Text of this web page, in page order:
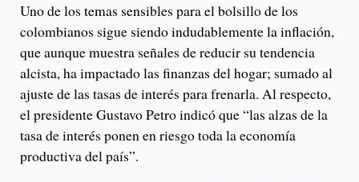
Uno de los temas sensibles para el bolsillo de los
colombianos sigue siendo indudablemente la inflación,
que aunque muestra señales de reducir su tendencia
alcista, ha impactado las finanzas del hogar; sumado al
ajuste de las tasas de interés para frenarla. Al respecto,
el presidente Gustavo Petro indicó que “las alzas de la
tasa de interés ponen en riesgo toda la economía
productiva del país”.